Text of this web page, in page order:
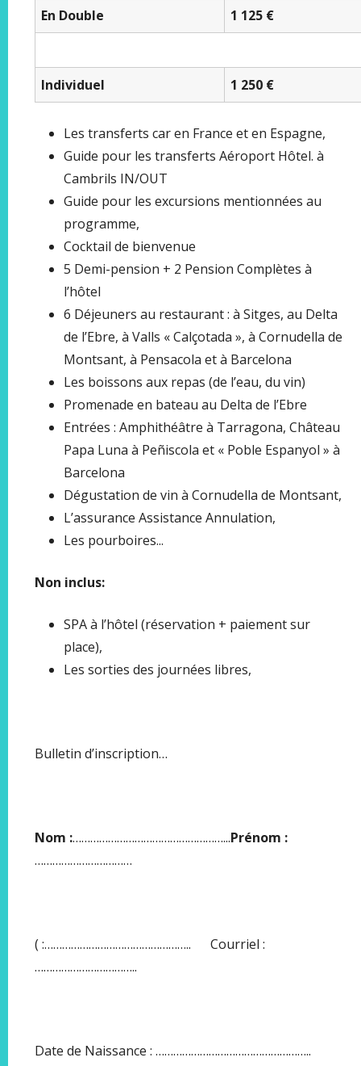
En Double
1 125 €
Individuel 1 250 €
Les transferts car en France et en Espagne,
Guide pour les transferts Aéroport Hôtel. à
Cambrils IN/OUT
Guide pour les excursions mentionnées au
programme,
Cocktail de bienvenue
5 Demi-pension + 2 Pension Complètes à
l’hôtel
6 Déjeuners au restaurant : à Sitges, au Delta
de l’Ebre, à Valls « Calçotada », à Cornudella de
Montsant, à Pensacola et à Barcelona
Les boissons aux repas (de l’eau, du vin)
Promenade en bateau au Delta de l’Ebre
Entrées : Amphithéâtre à Tarragona, Château
Papa Luna à Peñiscola et « Poble Espanyol » à
Barcelona
Dégustation de vin à Cornudella de Montsant,
L’assurance Assistance Annulation,
Les pourboires...
Non inclus:
SPA à l’hôtel (réservation + paiement sur
place),
Les sorties des journées libres,
Bulletin d’inscription…
Nom :……………………………………………...Prénom :
……………………………
( :………………………………………….. Courriel :
……………………………..
Date de Naissance : ……………………………………………..